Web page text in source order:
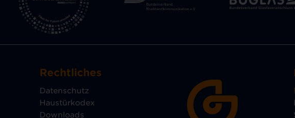
Rechtliches
Datenschutz
Haustürkodex
Downloads